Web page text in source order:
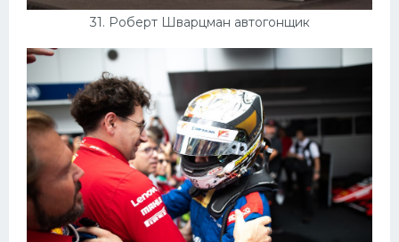
31. Роберт Шварцман автогонщик